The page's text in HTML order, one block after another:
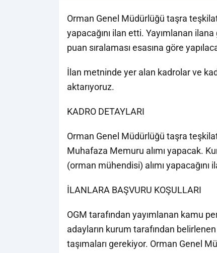
Orman Genel Müdürlüğü taşra
yapacağını ilan etti. Yayımlanan
puan sıralaması esasına göre
İlan metninde yer alan kadrolar ve
aktarıyoruz.
KADRO DETAYLARI
Orman Genel Müdürlüğü taşra
Muhafaza Memuru alımı yapacak.
(orman mühendisi) alımı yapacağını
İLANLARA BAŞVURU KOŞULLARI
OGM tarafından yayımlanan kamu
adayların kurum tarafından belirlenen
taşımaları gerekiyor. Orman Genel